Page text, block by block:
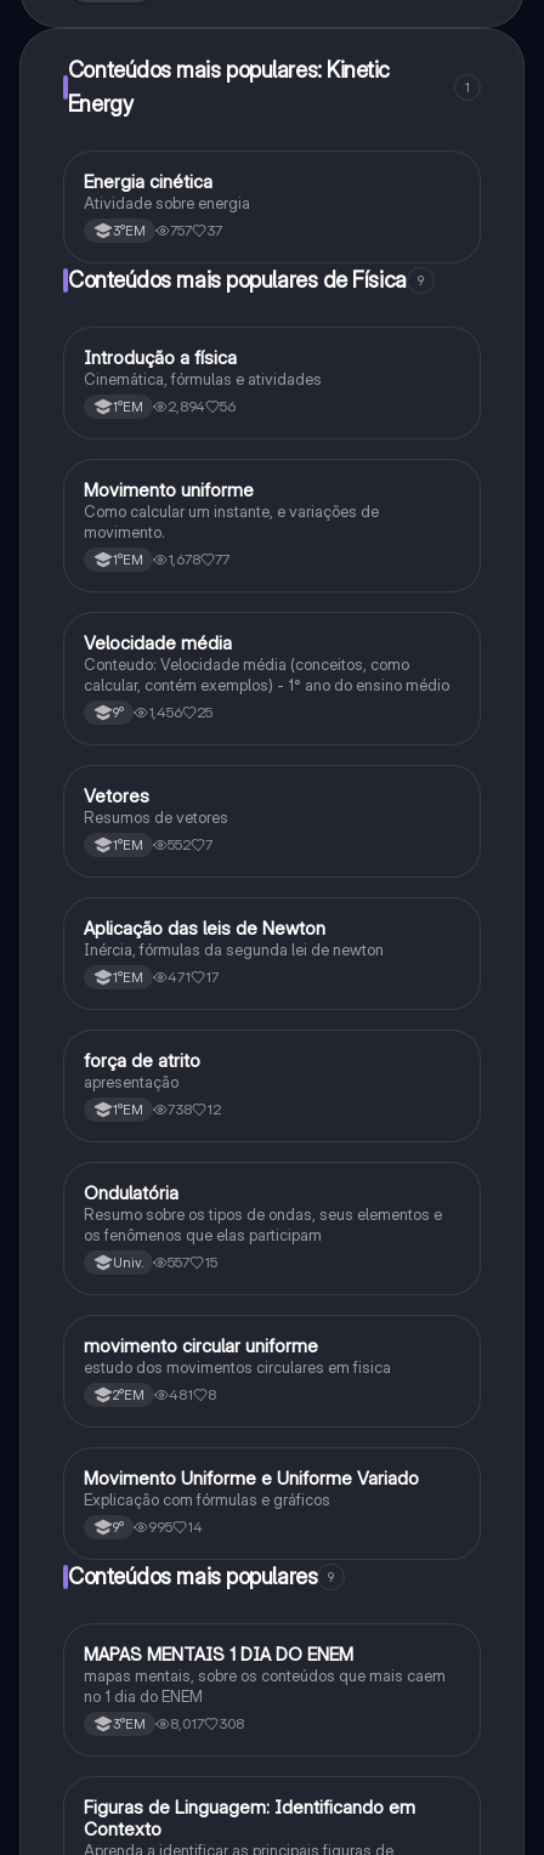
Conteúdos mais populares: Kinetic
Energy
1
Física
Energia cinética
Atividade sobre energia
3°EM 757 37
Conteúdos mais populares de Física 9
Física
Introdução a física
Cinemática, fórmulas e atividades
1°EM 2,894 56
Física
Movimento uniforme
Como calcular um instante, e variações de
movimento.
1°EM 1,678 77
Física
Velocidade média
Conteudo: Velocidade média (conceitos, como
calcular, contém exemplos) - 1° ano do ensino médio
9° 1,456 25
Física
Vetores
Resumos de vetores
1°EM 552 7
Física
Aplicação das leis de Newton
Inércia, fórmulas da segunda lei de newton
1°EM 471 17
Física
força de atrito
apresentação
1°EM 738 12
Física
Ondulatória
Resumo sobre os tipos de ondas, seus elementos e
os fenômenos que elas participam
Univ. 557 15
Física
movimento circular uniforme
estudo dos movimentos circulares em fisica
2°EM 481 8
Física
Movimento Uniforme e Uniforme Variado
Explicação com fórmulas e gráficos
9° 995 14
Conteúdos mais populares 9
Português
MAPAS MENTAIS 1 DIA DO ENEM
mapas mentais, sobre os conteúdos que mais caem
no 1 dia do ENEM
3°EM 8,017 308
FPortuguês
Figuras de Linguagem: Identificando em
Contexto
Aprenda a identificar as principais figuras de